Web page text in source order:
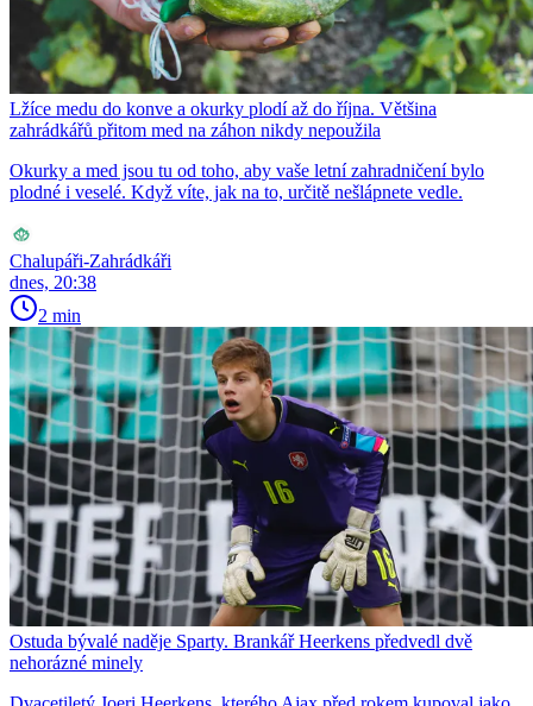
Lžíce medu do konve a okurky plodí až do října. Většina
zahrádkářů přitom med na záhon nikdy nepoužila
Okurky a med jsou tu od toho, aby vaše letní zahradničení bylo
plodné i veselé. Když víte, jak na to, určitě nešlápnete vedle.
Chalupáři-Zahrádkáři
dnes, 20:38
2 min
Ostuda bývalé naděje Sparty. Brankář Heerkens předvedl dvě
nehorázné minely